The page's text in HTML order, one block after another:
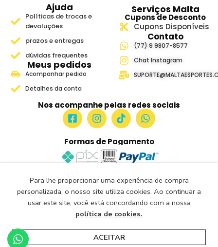
Ajuda
Políticas de trocas e
devoluções
prazos e entregas
dúvidas frequentes
Meus pedidos
Acompanhar pedido
Detalhes da conta
Serviços Malta
Cupons de Desconto
Cupons Disponíveis
Contato
(77) 9 9807-8577
Chat Instagram
Nos acompanhe pelas redes sociais
Formas de Pagamento
Site Seguro e Verificado
Seguro Certificado
Certificado: Trustindex
Malta Esportes Copyright ® 2018-2026- Todos os Direitos
Reservados.
Para lhe proporcionar uma experiência de compra
personalizada, o nosso site utiliza cookies. Ao continuar a
usar este site, você está concordando com a nossa
política de cookies.
ACEITAR